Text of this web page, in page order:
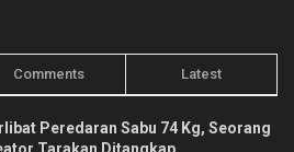
Comments Latest
Peredaran Sabu 74 Kg, Seorang